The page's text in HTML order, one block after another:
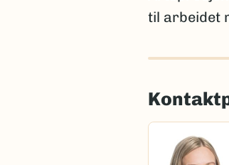
til arbeidet